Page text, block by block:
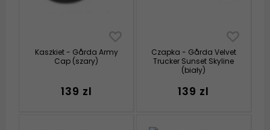
Kaszkiet - Gårda Army
Cap (szary)
139 zl
Czapka - Gårda Velvet
Trucker Sunset Skyline
(biały)
139 zl